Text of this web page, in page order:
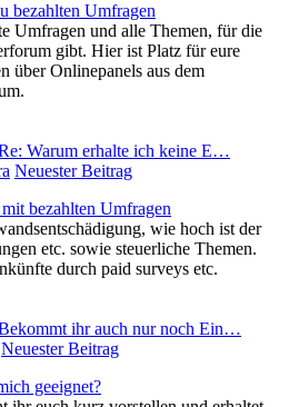
bezahlten Umfragen
Umfragen und alle Themen, für die
gibt. Hier ist Platz für eure
über Onlinepanels aus dem
Warum erhalte ich keine E…
Neuester Beitrag
bezahlten Umfragen
wie hoch ist der
etc. sowie steuerliche Themen.
durch paid surveys etc.
ihr auch nur noch Ein…
Neuester Beitrag
geeignet?